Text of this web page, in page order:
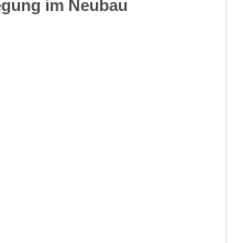
im Neubau